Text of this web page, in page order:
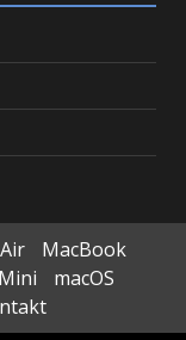
MacBook
macOS